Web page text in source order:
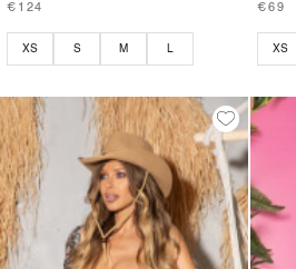
€124
XS S M L
€69
XS